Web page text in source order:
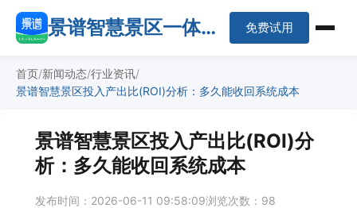
景谱智慧景区一体化
免费试用
首页 新闻动态 行业资讯
景谱智慧景区投入产出比(ROI)分析：多久能收回系统成本
景谱智慧景区投入产出比(ROI)分
析：多久能收回系统成本
发布时间：2026-06-11 09:58:09浏览次数：98